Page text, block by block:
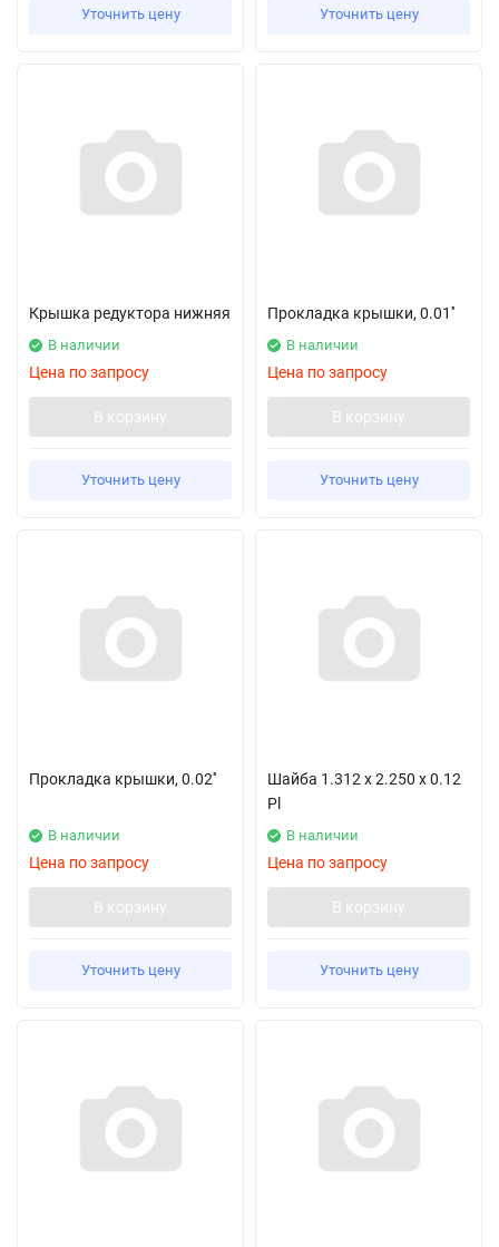
Уточнить цену Уточнить цену
Крышка редуктора нижняя
В наличии
Цена по запросу
В корзину
Уточнить цену
Прокладка крышки, 0.01''
В наличии
Цена по запросу
В корзину
Уточнить цену
Прокладка крышки, 0.02''
В наличии
Цена по запросу
В корзину
Уточнить цену
Шайба 1.312 x 2.250 x 0.12
Pl
В наличии
Цена по запросу
В корзину
Уточнить цену